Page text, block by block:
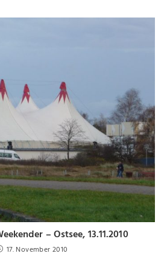
– Ostsee, 13.11.2010
17. November 2010